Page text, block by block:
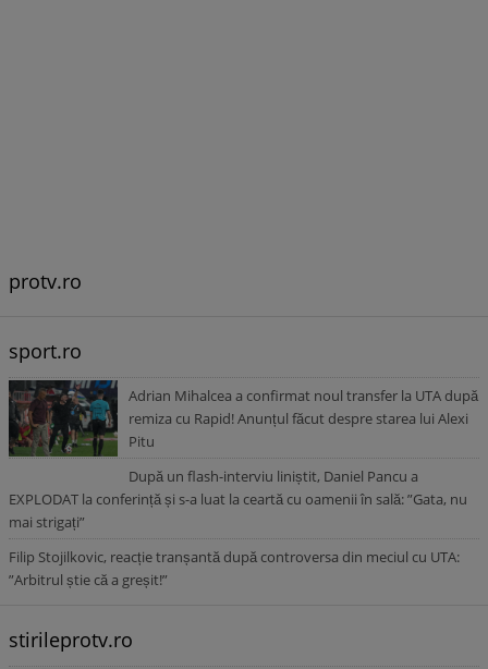
protv.ro
sport.ro
Adrian Mihalcea a confirmat noul transfer la UTA după
remiza cu Rapid! Anunțul făcut despre starea lui Alexi
Pitu
După un flash-interviu liniștit, Daniel Pancu a
EXPLODAT la conferință și s-a luat la ceartă cu oamenii în sală: ”Gata, nu
mai strigați”
Filip Stojilkovic, reacție tranșantă după controversa din meciul cu UTA:
”Arbitrul știe că a greșit!”
stirileprotv.ro